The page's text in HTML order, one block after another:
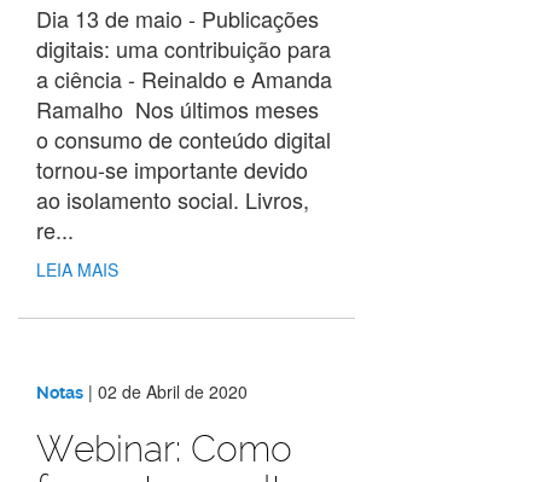
Dia 13 de maio - Publicações
digitais: uma contribuição para
a ciência - Reinaldo e Amanda
Ramalho Nos últimos meses
o consumo de conteúdo digital
tornou-se importante devido
ao isolamento social. Livros,
re...
LEIA MAIS
Notas | 02 de Abril de 2020
Webinar: Como